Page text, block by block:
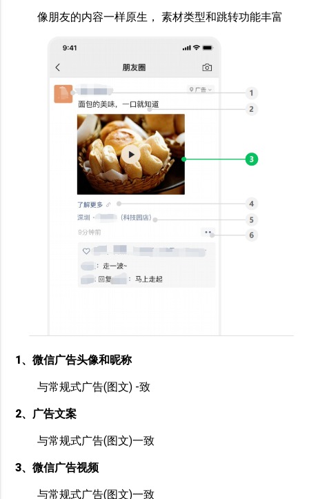
像朋友的内容一样原生， 素材类型和跳转功能丰富
1、微信广告头像和昵称
与常规式广告(图文) -致
2、广告文案
与常规式广告(图文)一致
3、微信广告视频
与常规式广告(图文)一致